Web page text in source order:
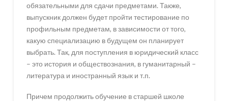
обязательными для сдачи предметами. Также,
выпускник должен будет пройти тестирование по
профильным предметам, в зависимости от того,
какую специализацию в будущем он планирует
выбрать. Так, для поступления в юридический класс
– это история и обществознания, в гуманитарный –
литература и иностранный язык и т.п.
Причем продолжить обучение в старшей школе